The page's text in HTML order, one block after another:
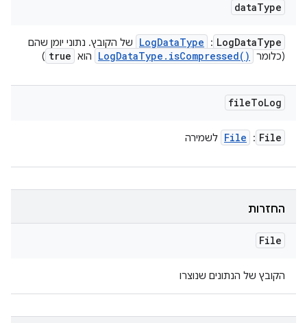
dataType
LogDataType
:
LogDataType
של הקובץ. נתוני יומן שהם
(כלומר
LogDataType . isCompressed( ) הוא true
)
fileToLog
File
:
File לשמירה
החזרות
File
הקובץ של הנתונים שנוצרו